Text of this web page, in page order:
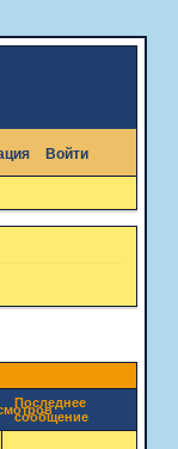
Войти
Последнее
сообщение